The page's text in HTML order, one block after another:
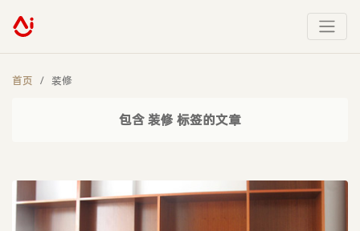
首页 装修
包含 装修 标签的文章